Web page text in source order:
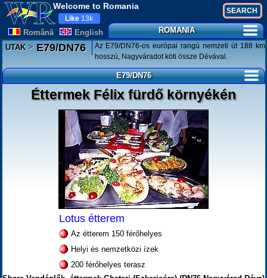
Welcome to Romania
Românã English
Like 13k
ROMANIA
UTAK>E79/DN76
Az E79/DN76-os európai rangú nemzeti út 188 km
hosszú, Nagyváradot köti össze Dévával.
E79/DN76
Éttermek Félix fürdő környékén
Lotus étterem
Az étterem 150 férőhelyes
Helyi és nemzetközi ízek
200 férőhelyes terasz